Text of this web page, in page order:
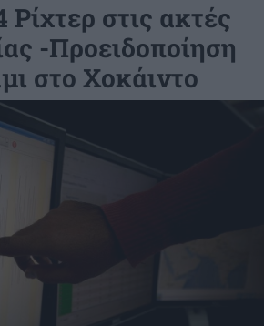
Ρίχτερ στις ακτές
-Προειδοποίηση
στο Χοκάιντο